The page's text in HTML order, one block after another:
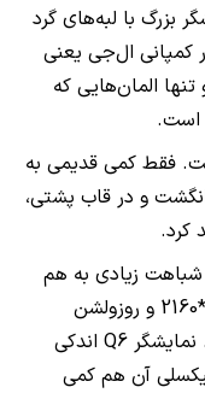
بزرگ با لبه‌های گرد
کمپانی ال‌جی یعنی
المان‌هایی که
است.
فقط کمی قدیمی به
و در قاب پشتی،
کرد.
شباهت زیادی به هم
، برابر با 1080*2160 و روزولشن
Q6 اندکی
پیکسلی آن هم کمی